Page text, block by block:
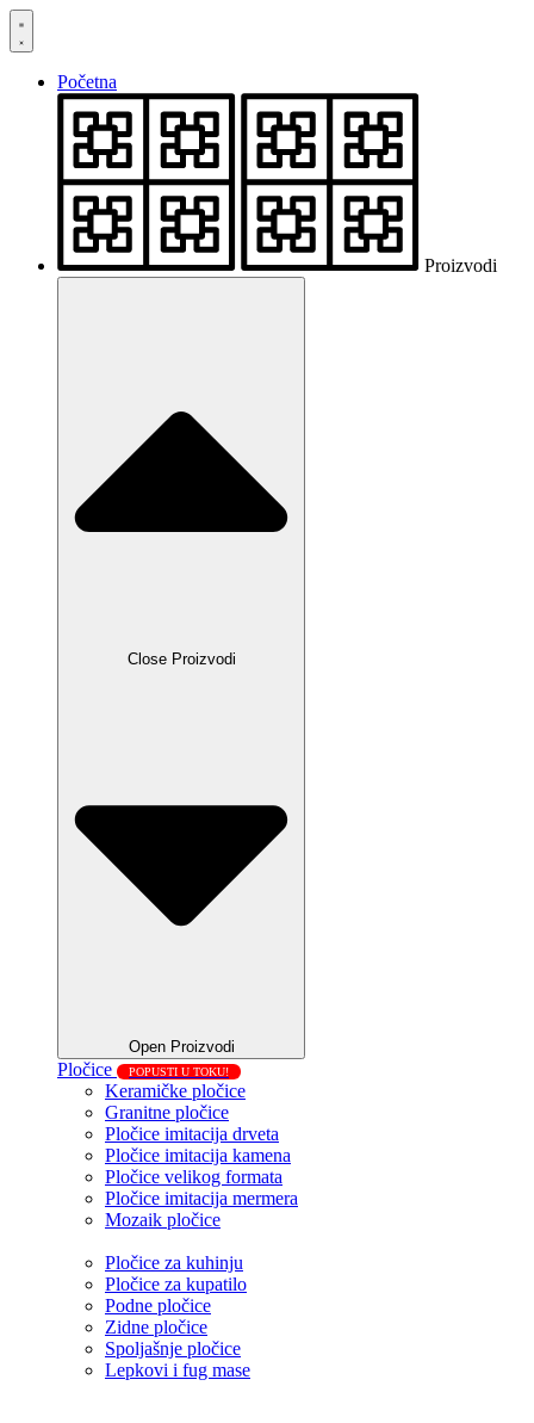
Skočite
na
Početna
Proizvodi
Close Proizvodi
Open Proizvodi
Pločice POPUSTI U TOKU!
Keramičke pločice
Granitne pločice
Pločice imitacija drveta
Pločice imitacija kamena
Pločice velikog formata
Pločice imitacija mermera
Mozaik pločice
Pločice za kuhinju
Pločice za kupatilo
Podne pločice
Zidne pločice
Spoljašnje pločice
Lepkovi i fug mase